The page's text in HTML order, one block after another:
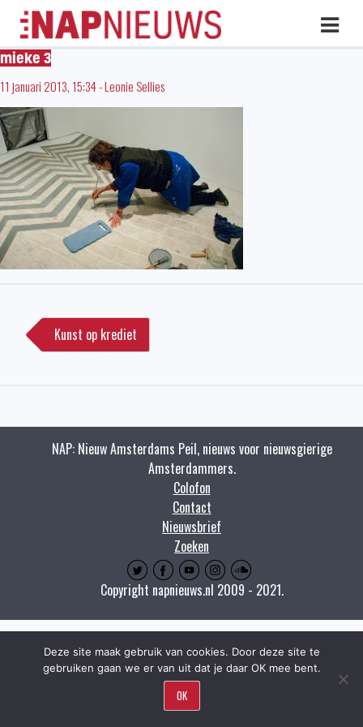
Skip
naar
inhoud
mieke 3
11 januari 2013, 15:34-Leonie Sellies
navigatie
Kunst op krediet
NAP: Nieuw Amsterdams Peil, nieuws voor nieuwsgierige
Amsterdammers.
Colofon
Contact
Nieuwsbrief
Zoeken
Copyright napnieuws.nl 2009 - 2021.
Deze site maak gebruik van cookies. Door deze site te
gebruiken gaan we er van uit dat je daar OK mee bent.
OK